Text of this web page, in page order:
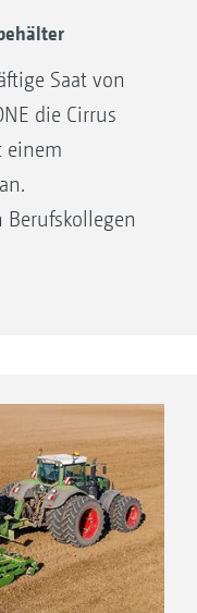
Saat von
die Cirrus
einem
Maschinen